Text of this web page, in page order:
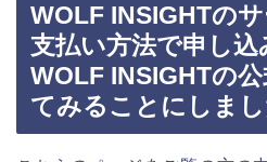
WOLF INSIGHTの
支払い方法で申し
WOLF INSIGHTの
てみることにしま